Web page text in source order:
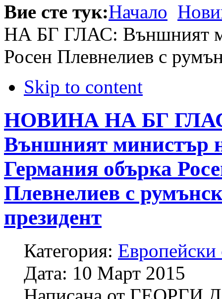
Вие сте тук:Начало
НА БГ ГЛАС: Външният
Росен Плевнелиев с
Skip to content
НОВИНА НА БГ
Външният министър
Германия обърка
Плевнелиев с
президент
Категория: Европейски
Дата: 10 Март 2015